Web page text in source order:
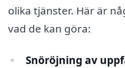
olika tjänster. Här är
vad de kan göra:
Snöröjning av